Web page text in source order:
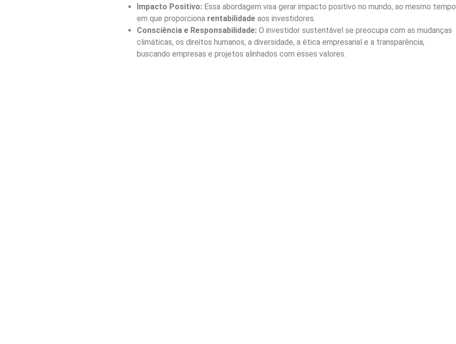
Impacto Positivo:Essa abordagem visa gerar impacto positivo no mundo, ao mesmo tempo
em que proporciona rentabilidadeaos investidores.
Consciência e Responsabilidade:O investidor sustentável se preocupa com as mudanças
climáticas, os direitos humanos, a diversidade, a ética empresarial e a transparência,
buscando empresas e projetos alinhados com esses valores.